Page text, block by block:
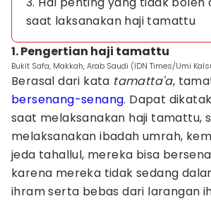
saat laksanakan haji tamattu
1. Pengertian haji tamattu
Bukit Safa, Makkah, Arab Saudi (IDN Times/Umi
Berasal dari kata tamatta'a,
bersenang-senang. Dapat
saat melaksanakan haji tamattu,
melaksanakan ibadah umrah,
jeda tahallul, mereka bisa
karena mereka tidak sedang
ihram serta bebas dari larangan